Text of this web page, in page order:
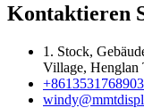
Kontaktieren
1. Stock,
Village, Henglan
+8613531768903